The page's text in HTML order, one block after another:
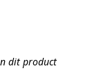
dit product